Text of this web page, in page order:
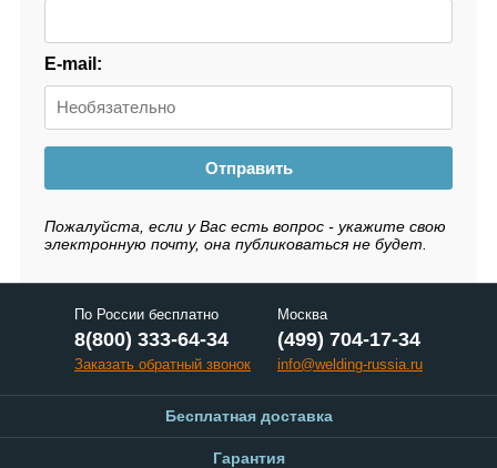
E-mail:
Отправить
Пожалуйста, если у Вас есть вопрос - укажите свою
электронную почту, она публиковаться не будет.
По России бесплатно
8(800) 333-64-34
Заказать обратный звонок
Москва
(499) 704-17-34
info@welding-russia.ru
Бесплатная доставка
Гарантия